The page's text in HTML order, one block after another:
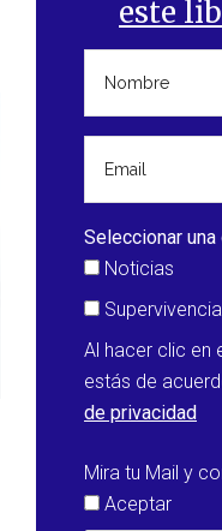
este
Seleccionar
Noticias
Supervivencia
Al hacer clic en
estás de
de privacidad
Mira tu Mail y
Aceptar